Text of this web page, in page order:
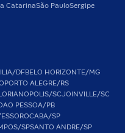
CatarinaSão PauloSergipe
DFBELO HORIZONTE/MG
PORTO ALEGRE/RS
SCJOINVILLE/SC
PESSOA/PB
SOROCABA/SP
SPSANTO ANDRE/SP